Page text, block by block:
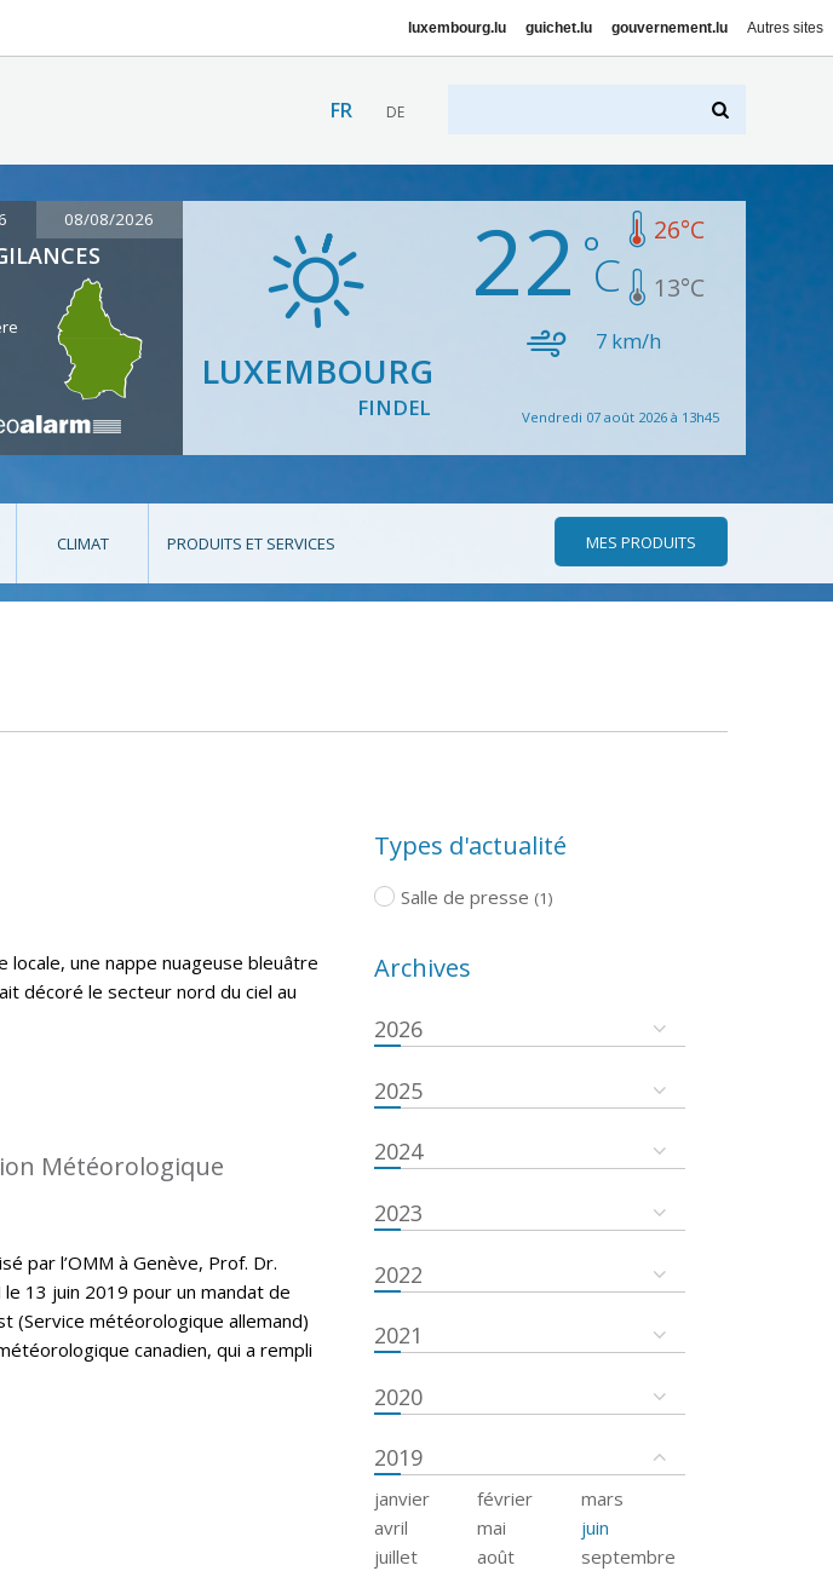
luxembourg.lu guichet.lu gouvernement.lu Autres sites
FR DE
08/08/2026
LUXEMBOURG
FINDEL
22 26°C
13°C
7 km/h
Vendredi 07 août 2026 à 13h45
CLIMAT PRODUITS ET SERVICES MES PRODUITS
locale, une nappe nuageuse bleuâtre
décoré le secteur nord du ciel au
Météorologique
par l’OMM à Genève, Prof. Dr.
13 juin 2019 pour un mandat de
(Service météorologique allemand)
canadien, qui a rempli
Types d'actualité
Salle de presse (1)
Archives
2026
2025
2024
2023
2022
2021
2020
2019
janvier février
mars
avril
mai
juin
juillet
août
septembre